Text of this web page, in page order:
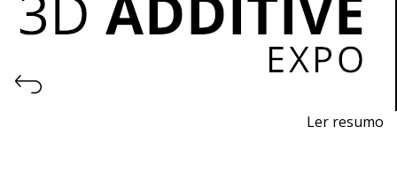
Ler resumo